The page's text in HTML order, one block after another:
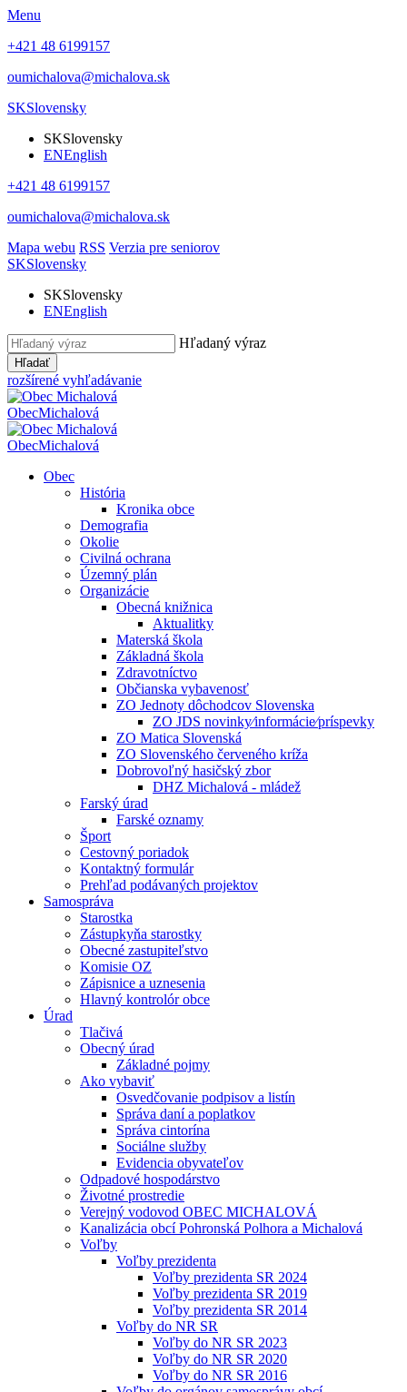
Menu
+421 48 6199157
oumichalova@michalova.sk
SKSlovensky
SKSlovensky
ENEnglish
+421 48 6199157
oumichalova@michalova.sk
Mapa webu RSS Verzia pre seniorov
SKSlovensky
SKSlovensky
ENEnglish
Hľadaný výraz
Hľadať
rozšírené vyhľadávanie
ObecMichalová
ObecMichalová
Obec
História
Kronika obce
Demografia
Okolie
Civilná ochrana
Územný plán
Organizácie
Obecná knižnica
Aktualitky
Materská škola
Základná škola
Zdravotníctvo
Občianska vybavenosť
ZO Jednoty dôchodcov Slovenska
ZO JDS novinky⁄informácie⁄príspevky
ZO Matica Slovenská
ZO Slovenského červeného kríža
Dobrovoľný hasičský zbor
DHZ Michalová - mládež
Farský úrad
Farské oznamy
Šport
Cestovný poriadok
Kontaktný formulár
Prehľad podávaných projektov
Samospráva
Starostka
Zástupkyňa starostky
Obecné zastupiteľstvo
Komisie OZ
Zápisnice a uznesenia
Hlavný kontrolór obce
Úrad
Tlačivá
Obecný úrad
Základné pojmy
Ako vybaviť
Osvedčovanie podpisov a listín
Správa daní a poplatkov
Správa cintorína
Sociálne služby
Evidencia obyvateľov
Odpadové hospodárstvo
Životné prostredie
Verejný vodovod OBEC MICHALOVÁ
Kanalizácia obcí Pohronská Polhora a Michalová
Voľby
Voľby prezidenta
Voľby prezidenta SR 2024
Voľby prezidenta SR 2019
Voľby prezidenta SR 2014
Voľby do NR SR
Voľby do NR SR 2023
Voľby do NR SR 2020
Voľby do NR SR 2016